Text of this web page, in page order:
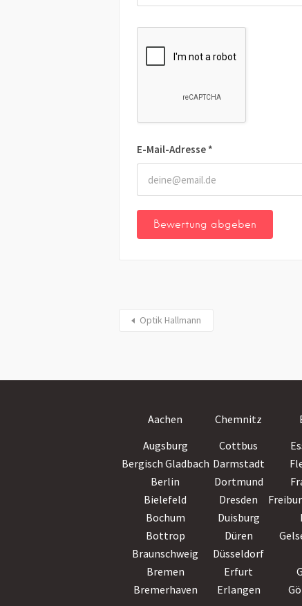
E-Mail-Adresse *
Optik Hallmann
Aachen Chemnitz
Augsburg
Cottbus
Bergisch Gladbach Darmstadt
Berlin
Dortmund
Bielefeld
Dresden
Bochum
Duisburg
Bottrop
Düren
Braunschweig
Düsseldorf
Bremen
Erfurt
Bremerhaven
Erlangen